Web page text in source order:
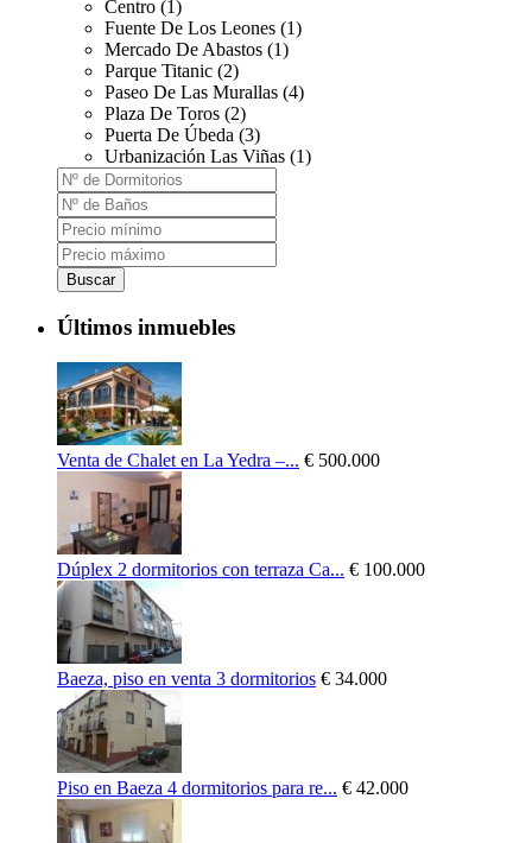
Centro (1)
Fuente De Los Leones (1)
Mercado De Abastos (1)
Parque Titanic (2)
Paseo De Las Murallas (4)
Plaza De Toros (2)
Puerta De Úbeda (3)
Urbanización Las Viñas (1)
Buscar
Últimos inmuebles
Venta de Chalet en La Yedra –... € 500.000
Dúplex 2 dormitorios con terraza Ca... € 100.000
Baeza, piso en venta 3 dormitorios € 34.000
Piso en Baeza 4 dormitorios para re... € 42.000